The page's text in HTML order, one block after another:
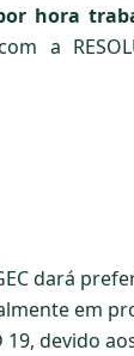
hora
a
dará
em
devido